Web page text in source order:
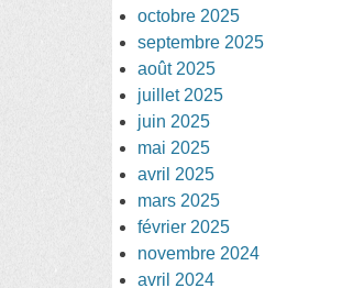
octobre 2025
septembre 2025
août 2025
juillet 2025
juin 2025
mai 2025
avril 2025
mars 2025
février 2025
novembre 2024
avril 2024